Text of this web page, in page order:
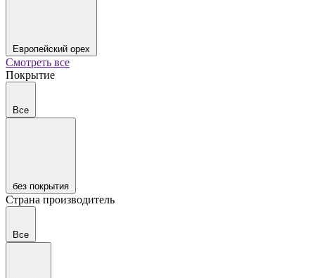
Европейский орех
Смотреть все
Покрытие
Все
без покрытия
Страна производитель
Все